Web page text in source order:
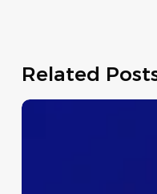
Related
Dispensa